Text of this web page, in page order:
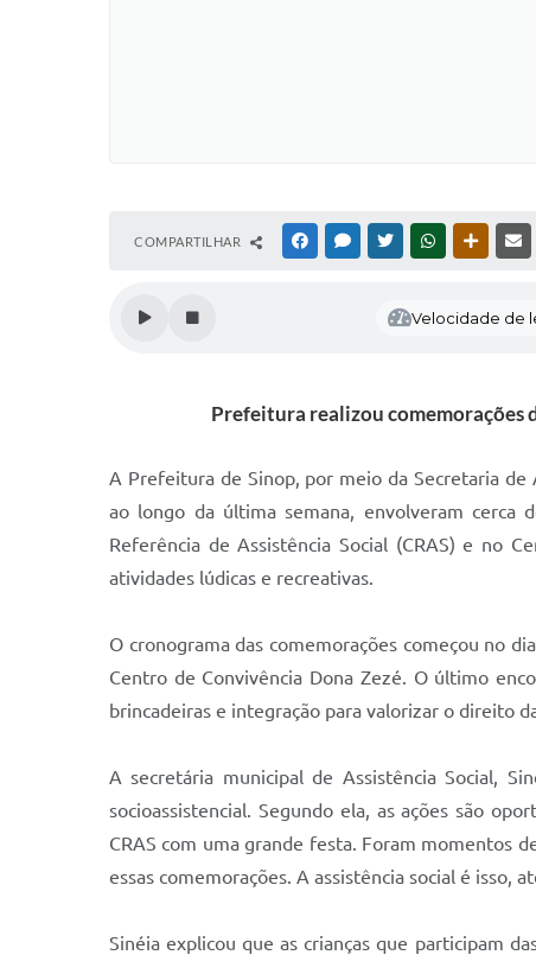
COMPARTILHAR FACEBOOKMESSENGER
TWITTERWHATSAPP
Velocidade de
Prefeitura realizou comemorações
A Prefeitura de Sinop, por meio da Secretaria de
ao longo da última semana, envolveram cerca
Referência de Assistência Social (CRAS) e no
atividades lúdicas e recreativas.
O cronograma das comemorações começou no
Centro de Convivência Dona Zezé. O último
brincadeiras e integração para valorizar o direito
A secretária municipal de Assistência Social,
socioassistencial. Segundo ela, as ações são
CRAS com uma grande festa. Foram momentos
essas comemorações. A assistência social é isso,
Sinéia explicou que as crianças que participam